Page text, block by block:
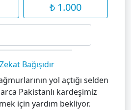
₺ 1.000
Zekat Bağışıdır
yol açtığı selden
Pakistanlı kardeşimiz
için yardım bekliyor.